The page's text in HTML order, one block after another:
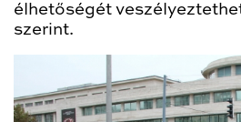
élhetőségét
szerint.